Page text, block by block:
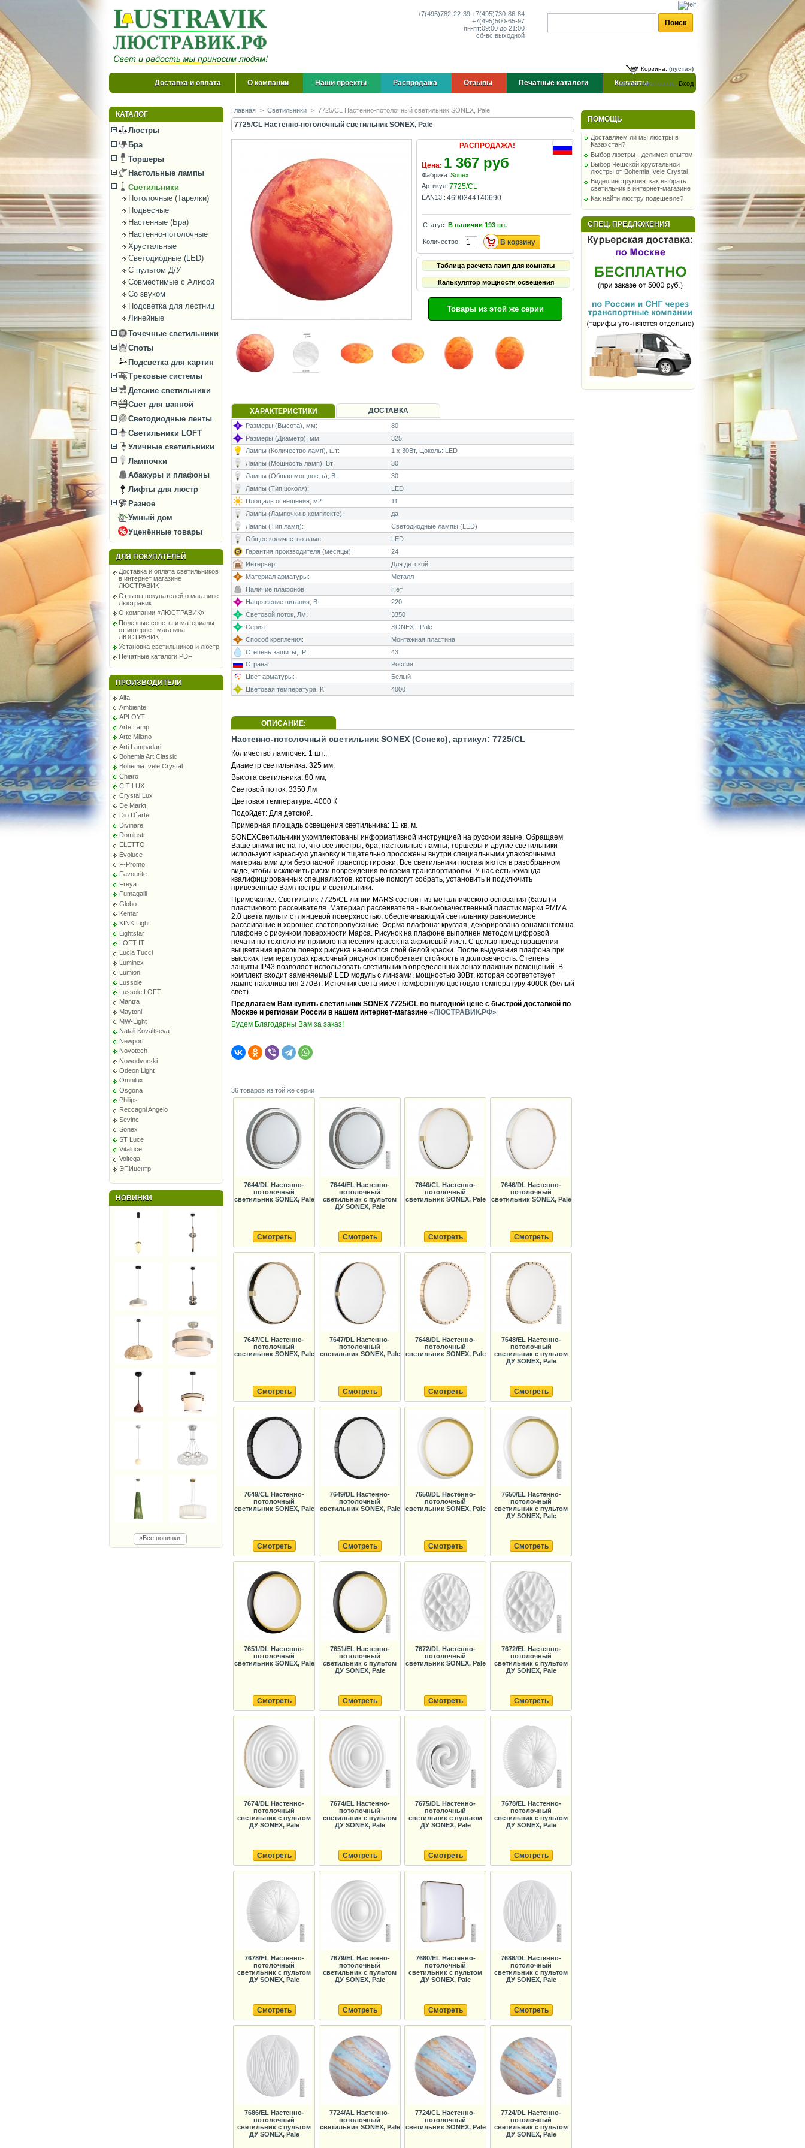
+7(495)782-22-39 +7(495)730-86-84
+7(495)500-65-97
пн-пт:09:00 до 21:00
сб-вс:выходной
Корзина: (пустая)
Добро пожаловать, Вход
Доставка и оплата О компании Наши проекты Распродажа Отзывы Печатные каталоги Контакты
КАТАЛОГ
Люстры
Бра
Торшеры
Настольные лампы
Светильники
Потолочные (Тарелки)
Подвесные
Настенные (Бра)
Настенно-потолочные
Хрустальные
Светодиодные (LED)
С пультом Д/У
Совместимые с Алисой
Со звуком
Подсветка для лестниц
Линейные
Точечные светильники
Споты
Подсветка для картин
Трековые системы
Детские светильники
Свет для ванной
Светодиодные ленты
Светильники LOFT
Уличные светильники
Лампочки
Абажуры и плафоны
Лифты для люстр
Разное
Умный дом
Уценённые товары
ДЛЯ ПОКУПАТЕЛЕЙ
Доставка и оплата светильников
в интернет магазине
ЛЮСТРАВИК
Отзывы покупателей о магазине
Люстравик
О компании «ЛЮСТРАВИК»
Полезные советы и материалы
от интернет-магазина
ЛЮСТРАВИК
Установка светильников и люстр
Печатные каталоги PDF
ПРОИЗВОДИТЕЛИ
Alfa
Ambiente
APLOYT
Arte Lamp
Arte Milano
Arti Lampadari
Bohemia Art Classic
Bohemia Ivele Crystal
Chiaro
CITILUX
Crystal Lux
De Markt
Dio D`arte
Divinare
Domlustr
ELETTO
Evoluce
F-Promo
Favourite
Freya
Fumagalli
Globo
Kemar
KINK Light
Lightstar
LOFT IT
Lucia Tucci
Luminex
Lumion
Lussole
Lussole LOFT
Mantra
Maytoni
MW-Light
Natali Kovaltseva
Newport
Novotech
Nowodvorski
Odeon Light
Omnilux
Osgona
Philips
Reccagni Angelo
Sevinc
Sonex
ST Luce
Vitaluce
Voltega
ЭПИцентр
НОВИНКИ
»Все новинки
Главная > Светильники > 7725/CL Настенно-потолочный светильник SONEX, Pale
7725/CL Настенно-потолочный светильник SONEX, Pale
РАСПРОДАЖА!
Цена: 1 367 руб
Фабрика: Sonex
Артикул: 7725/CL
EAN13 : 4690344140690
Статус: В наличии 193 шт.
Количество:
Таблица расчета ламп для комнаты
Калькулятор мощности освещения
Товары из этой же серии
ХАРАКТЕРИСТИКИ ДОСТАВКА
Размеры (Высота), мм:
80
Размеры (Диаметр), мм:
325
Лампы (Количество ламп), шт:
1 x 30Вт, Цоколь: LED
Лампы (Мощность ламп), Вт:
30
Лампы (Общая мощность), Вт:
30
Лампы (Тип цоколя):
LED
Площадь освещения, м2:
11
Лампы (Лампочки в комплекте):
да
Лампы (Тип ламп):
Светодиодные лампы (LED)
Общее количество ламп:
LED
Гарантия производителя (месяцы):
24
Интерьер:
Для детской
Материал арматуры:
Металл
Наличие плафонов
Нет
Напряжение питания, В:
220
Световой поток, Лм:
3350
Серия:
SONEX - Pale
Способ крепления:
Монтажная пластина
Степень защиты, IP:
43
Страна:
Россия
Цвет арматуры:
Белый
Цветовая температура, K
4000
ОПИСАНИЕ:
Настенно-потолочный светильник SONEX (Сонекс), артикул: 7725/CL
Количество лампочек: 1 шт.;
Диаметр светильника: 325 мм;
Высота светильника: 80 мм;
Световой поток: 3350 Лм
Цветовая температура: 4000 К
Подойдет: Для детской.
Примерная площадь освещения светильника: 11 кв. м.
SONEXСветильники укомплектованы информативной инструкцией на русском языке. Обращаем
Ваше внимание на то, что все люстры, бра, настольные лампы, торшеры и другие светильники
используют каркасную упаковку и тщательно проложены внутри специальными упаковочными
материалами для безопасной транспортировки. Все светильники поставляются в разобранном
виде, чтобы исключить риски повреждения во время транспортировки. У нас есть команда
квалифицированных специалистов, которые помогут собрать, установить и подключить
привезенные Вам люстры и светильники.
Примечание: Светильник 7725/СL линии MARS состоит из металлического основания (базы) и
пластикового рассеивателя. Материал рассеивателя - высококачественный пластик марки PMMA
2.0 цвета мульти с глянцевой поверхностью, обеспечивающий светильнику равномерное
рассеивание и хорошее светопропускание. Форма плафона: круглая, декорирована орнаментом на
плафоне с рисунком поверхности Марса. Рисунок на плафоне выполнен методом цифровой
печати по технологии прямого нанесения красок на акриловый лист. С целью предотвращения
выцветания красок поверх рисунка наносится слой белой краски. После выдувания плафона при
высоких температурах красочный рисунок приобретает стойкость и долговечность. Степень
защиты IP43 позволяет использовать светильник в определенных зонах влажных помещений. В
комплект входит заменяемый LED модуль с линзами, мощностью 30Вт, которая соответствует
лампе накаливания 270Вт. Источник света имеет комфортную цветовую температуру 4000К (белый
свет)..
Предлагаем Вам купить светильник SONEX 7725/CL по выгодной цене с быстрой доставкой по
Москве и регионам России в нашем интернет-магазине «ЛЮСТРАВИК.РФ»
Будем Благодарны Вам за заказ!
36 товаров из той же серии
7644/DL Настенно-
потолочный
светильник SONEX, Pale
Смотреть
7644/EL Настенно-
потолочный
светильник с пультом
ДУ SONEX, Pale
Смотреть
7646/CL Настенно-
потолочный
светильник SONEX, Pale
Смотреть
7646/DL Настенно-
потолочный
светильник SONEX, Pale
Смотреть
7647/CL Настенно-
потолочный
светильник SONEX, Pale
Смотреть
7647/DL Настенно-
потолочный
светильник SONEX, Pale
Смотреть
7648/DL Настенно-
потолочный
светильник SONEX, Pale
Смотреть
7648/EL Настенно-
потолочный
светильник с пультом
ДУ SONEX, Pale
Смотреть
7649/CL Настенно-
потолочный
светильник SONEX, Pale
Смотреть
7649/DL Настенно-
потолочный
светильник SONEX, Pale
Смотреть
7650/DL Настенно-
потолочный
светильник SONEX, Pale
Смотреть
7650/EL Настенно-
потолочный
светильник с пультом
ДУ SONEX, Pale
Смотреть
7651/DL Настенно-
потолочный
светильник SONEX, Pale
Смотреть
7651/EL Настенно-
потолочный
светильник с пультом
ДУ SONEX, Pale
Смотреть
7672/DL Настенно-
потолочный
светильник SONEX, Pale
Смотреть
7672/EL Настенно-
потолочный
светильник с пультом
ДУ SONEX, Pale
Смотреть
7674/DL Настенно-
потолочный
светильник с пультом
ДУ SONEX, Pale
Смотреть
7674/EL Настенно-
потолочный
светильник с пультом
ДУ SONEX, Pale
Смотреть
7675/DL Настенно-
потолочный
светильник с пультом
ДУ SONEX, Pale
Смотреть
7678/EL Настенно-
потолочный
светильник с пультом
ДУ SONEX, Pale
Смотреть
7678/FL Настенно-
потолочный
светильник с пультом
ДУ SONEX, Pale
Смотреть
7679/EL Настенно-
потолочный
светильник с пультом
ДУ SONEX, Pale
Смотреть
7680/EL Настенно-
потолочный
светильник с пультом
ДУ SONEX, Pale
Смотреть
7686/DL Настенно-
потолочный
светильник с пультом
ДУ SONEX, Pale
Смотреть
7686/EL Настенно-
потолочный
светильник с пультом
ДУ SONEX, Pale
7724/AL Настенно-
потолочный
светильник SONEX, Pale
7724/CL Настенно-
потолочный
светильник SONEX, Pale
7724/DL Настенно-
потолочный
светильник с пультом
ДУ SONEX, Pale
ПОМОЩЬ
Доставляем ли мы люстры в
Казахстан?
Выбор люстры - делимся опытом
Выбор Чешской хрустальной
люстры от Bohemia Ivele Crystal
Видео инструкция: как выбрать
светильник в интернет-магазине
Как найти люстру подешевле?
СПЕЦ. ПРЕДЛОЖЕНИЯ